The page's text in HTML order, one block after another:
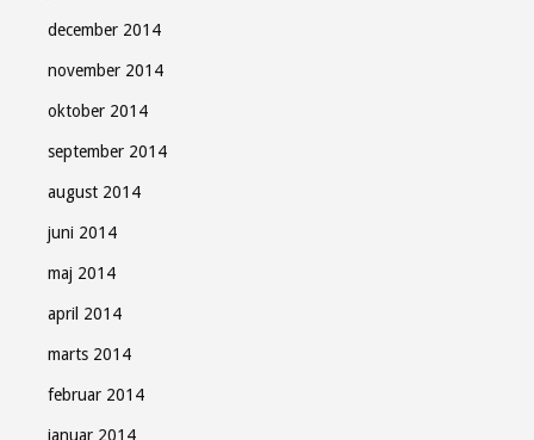
december 2014
november 2014
oktober 2014
september 2014
august 2014
juni 2014
maj 2014
april 2014
marts 2014
februar 2014
januar 2014